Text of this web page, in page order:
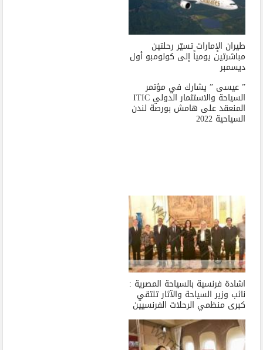
طيران الإمارات تسيّر رحلتين
مباشرتين يومياً إلى كولومبو أول
ديسمبر
” عيسى ” يشارك في مؤتمر
السياحة والاستثمار الدولي ITIC
المنعقد على هامش بورصة لندن
السياحية 2022
اشادة فرنسية بالسياحة المصرية :
نائب وزير السياحة والآثار تلتقي
كبرى منظمي الرحلات الفرنسيين